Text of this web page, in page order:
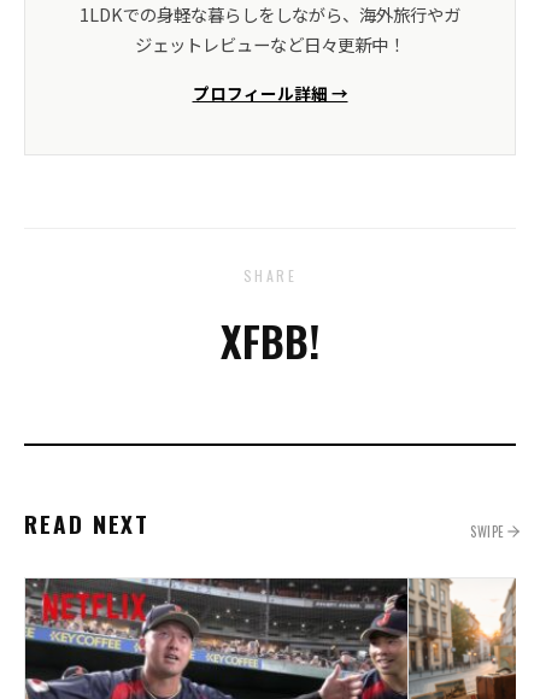
1LDKでの身軽な暮らしをしながら、海外旅行やガ
ジェットレビューなど日々更新中！
プロフィール詳細 →
SHARE
XFBB!
READ NEXT SWIPE